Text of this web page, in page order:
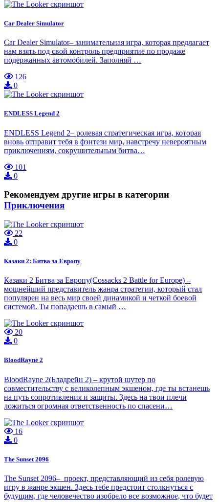
Car Dealer Simulator
Car Dealer Simulator– занимательная игра, которая предлагает
нам взять под свой контроль предприятие по продаже
подержанных автомобилей. Заполняй …
126
0
ENDLESS Legend 2
ENDLESS Legend 2– ролевая стратегическая игра, которая
вновь отправит тебя в фэнтези мир, навстречу невероятным
приключениям, сокрушительным битва…
101
0
Рекомендуем другие игры в категории
Приключения
22
0
Казаки 2: Битва за Европу
Казаки 2 Битва за Европу(Cossacks 2 Battle for Europe) –
мощнейший представитель жанра стратегии, который стал
популярен на весь мир своей динамикой и четкой боевой
системой. Ты попадаешь в самый …
20
0
BloodRayne 2
BloodRayne 2(Бладрейн 2) – крутой шутер по
совместительству с великолепным экшеном, где ты встанешь
на путь сопротивления и защиты. Здесь на твои плечи
ложиться огромная ответственность по спасени…
16
0
The Sunset 2096
The Sunset 2096– проект, представляющий из себя ролевую
игру в жанре экшен. Здесь тебе предстоит столкнуться с
будущим, где человечество изобрело все возможное, что будет